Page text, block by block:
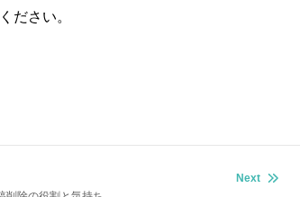
ださい。
Next